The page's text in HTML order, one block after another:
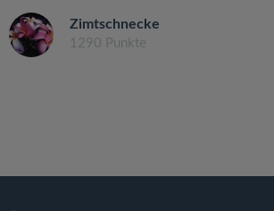
Zimtschnecke
1290 Punkte